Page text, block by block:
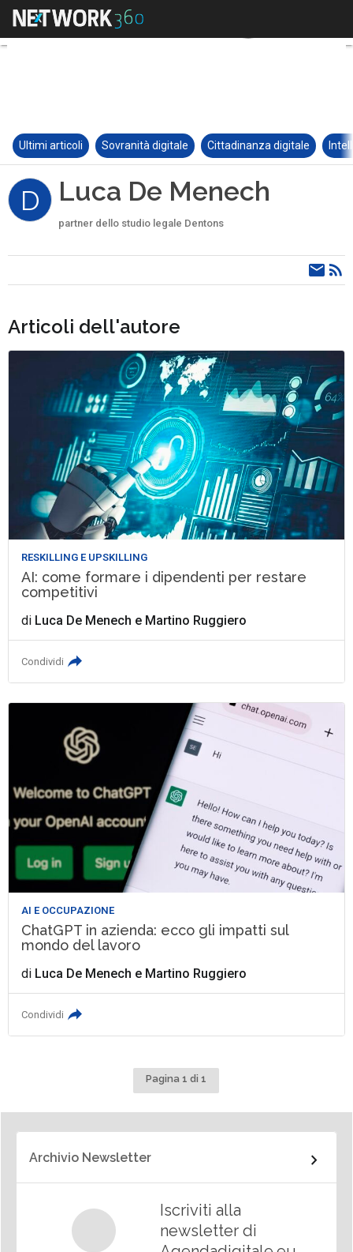
Ultimi articoli Sovranità digitale Cittadinanza digitale
D Luca De Menech
partner dello studio legale Dentons
Articoli dell'autore
RESKILLING E UPSKILLING
AI: come formare i dipendenti per restare
competitivi
di Luca De Menech e Martino Ruggiero
Condividi
AI E OCCUPAZIONE
ChatGPT in azienda: ecco gli impatti sul
mondo del lavoro
di Luca De Menech e Martino Ruggiero
Condividi
Pagina 1 di 1
Archivio Newsletter
Iscriviti alla
newsletter di